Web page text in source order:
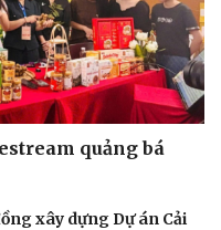
chuyện thời sự
truyện đêm khuya
giống tâm hồn
quảng bá
xây dựng Dự án Cải